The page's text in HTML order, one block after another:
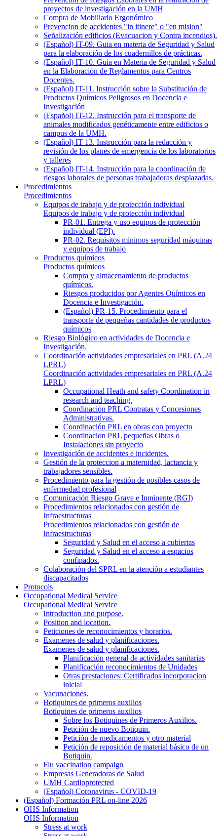
proyectos de investigación en la UMH
Compra de Mobiliario Ergonómico
Prevencion de accidentes "in itinere" o "en mision"
Señalización edificios (Evacuacion y Contra incendios).
(Español) IT-09. Guia en materia de Seguridad y Salud
para la elaboración de los cuadernillos de prácticas.
(Español) IT-10. Guía en Materia de Seguridad y Salud
en la Elaboración de Reglamentos para Centros
Docentes.
(Español) IT-11. Instrucción sobre la Substitución de
Productos Químicos Peligrosos en Docencia e
Investigación
(Español) IT-12. Instrucción para el transporte de
animales modificados genéticamente entre edificios o
campus de la UMH.
(Español) IT 13. Instrucción para la redacción y
revisión de los planes de emergencia de los laboratorios
y talleres
(Español) IT-14. Instrucción para la coordinación de
riesgos laborales de personas trabajadoras desplazadas.
Procedimientos
Procedimientos
Equipos de trabajo y de protección individual
Equipos de trabajo y de protección individual
PR-01. Entrega y uso equipos de protección
individual (EPI).
PR-02. Requisitos mínimos seguridad máquinas
y equipos de trabajo
Productos químicos
Productos químicos
Compra y almacenamiento de productos
químicos.
Riesgos producidos por Agentes Químicos en
Docencia e Investigación.
(Español) PR-15. Procedimiento para el
transporte de pequeñas cantidades de productos
químicos
Riesgo Biológico en actividades de Docencia e
Investigación.
Coordinación actividades empresariales en PRL (A.24
LPRL)
Coordinación actividades empresariales en PRL (A.24
LPRL)
Occupational Heath and safety Coordination in
research and teaching.
Coordinación PRL Contratas y Concesiones
Administrativas.
Coordinación PRL en obras con proyecto
Coordinacion PRL pequeñas Obras o
Instalaciones sin proyecto
Investigación de accidentes e incidentes.
Gestión de la proteccion a maternidad, lactancia y
trabajadores sensibles.
Procedimiento para la gestión de posibles casos de
enfermedad profesional
Comunicación Riesgo Grave e Inminente (RGI)
Procedimientos relacionados con gestión de
Infraestructuras
Procedimientos relacionados con gestión de
Infraestructuras
Seguridad y Salud en el acceso a cubiertas
Seguridad y Salud en el acceso a espacios
confinados.
Colaboración del SPRL en la atención a estudiantes
discapacitados
Protocols
Occupational Medical Service
Occupational Medical Service
Introduction and purpose.
Position and location.
Peticiones de reconocimientos y horarios.
Examenes de salud y planificaciones.
Examenes de salud y planificaciones.
Planificación general de actividades sanitarias
Planificación reconocimientos de Unidades
Otras prestaciones: Certificados incorporacion
inicial
Vacunaciones.
Botiquines de primeros auxilios
Botiquines de primeros auxilios
Sobre los Botiquines de Primeros Auxilios.
Petición de nuevo Botiquin.
Petición de medicamentos y otro material
Petición de reposición de material básico de un
Botiquin.
Flu vaccination campaign
Empresas Generadoras de Salud
UMH Cardioprotected
(Español) Coronavirus - COVID-19
(Español) Formación PRL on-line 2026
OHS Information
OHS Information
Stress at work